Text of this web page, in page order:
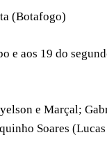
(Botafogo)
e aos 19 do
e Marçal;
Soares